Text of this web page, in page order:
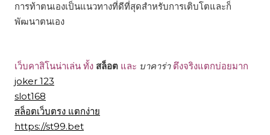
การท้าตนเองเป็นแนวทางที่ดีที่สุดสำหรับการเติบโตและก็
พัฒนาตนเอง
เว็บคาสิโนน่าเล่น ทั้ง สล็อต และ บาคาร่าตึงจริงแตกบ่อยมาก
joker 123
slot168
สล็อตเว็บตรง แตกง่าย
https://st99.bet